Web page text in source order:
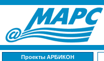
Проекты АРБИКОН